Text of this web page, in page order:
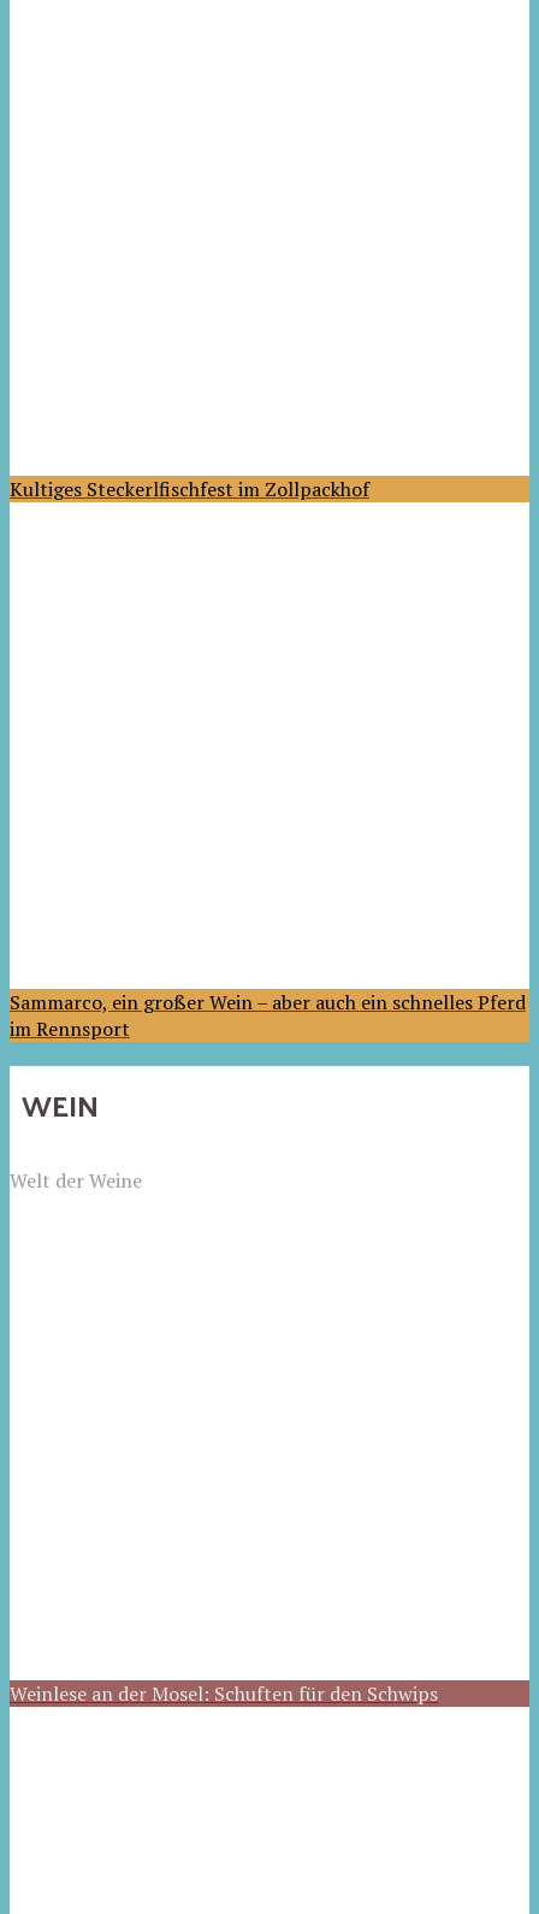
Kultiges Steckerlfischfest im Zollpackhof
Sammarco, ein großer Wein – aber auch ein schnelles Pferd
im Rennsport
WEIN
Welt der Weine
Weinlese an der Mosel: Schuften für den Schwips